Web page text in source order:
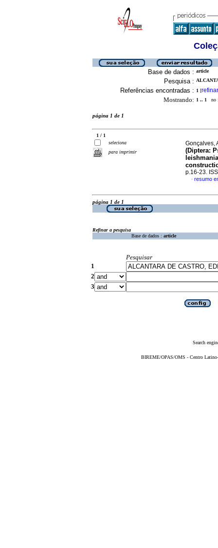
Base de dados : article
Pesquisa :
Referências encontradas : 1 [refinar
Mostrando: 1 .. 1 no
página 1 de 1
1 / 1
seleciona
para imprimir
Gonçalves,
(Diptera:
p.16-23.
· resumo
página 1 de 1
Refinar a pesquisa
Base de dados : article
Pesquisar
1
2
3
Search
BIREME/OPAS/OMS - Centro Latino-